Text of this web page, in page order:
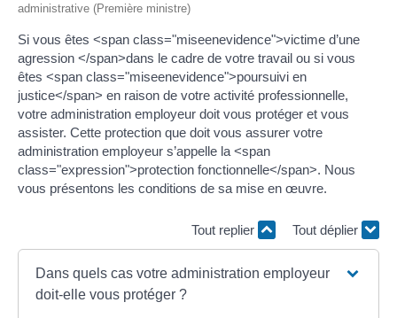
administrative (Première ministre)
Si vous êtes <span class="miseenevidence">victime d’une
agression </span>dans le cadre de votre travail ou si vous
êtes <span class="miseenevidence">poursuivi en
justice</span> en raison de votre activité professionnelle,
votre administration employeur doit vous protéger et vous
assister. Cette protection que doit vous assurer votre
administration employeur s’appelle la <span
class="expression">protection fonctionnelle</span>. Nous
vous présentons les conditions de sa mise en œuvre.
Tout replier Tout déplier
Dans quels cas votre administration employeur
doit-elle vous protéger ?